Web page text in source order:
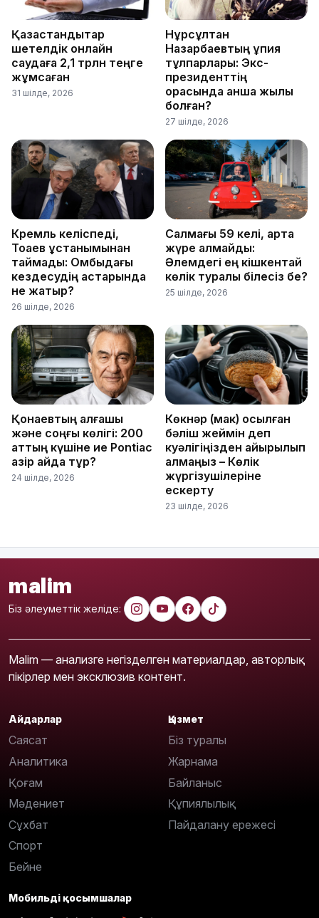
Қазақстандықтар
шетелдік онлайн
саудаға 2,1 трлн теңге
жұмсаған
31 шілде, 2026
Нұрсұлтан
Назарбаевтың құпия
тұлпарлары: Экс-
президенттің
қорасында қанша жылқы
болған?
27 шілде, 2026
Кремль келіспеді,
Тоқаев ұстанымынан
таймады: Омбыдағы
кездесудің астарында
не жатыр?
26 шілде, 2026
Салмағы 59 келі, артқа
жүре алмайды:
Әлемдегі ең кішкентай
көлік туралы білесіз бе?
25 шілде, 2026
Қонаевтың алғашқы
және соңғы көлігі: 200
аттың күшіне ие Pontiac
қазір қайда тұр?
24 шілде, 2026
Көкнәр (мак) қосылған
бәліш жеймін деп
куәлігіңізден айырылып
қалмаңыз – Көлік
жүргізушілеріне
ескерту
23 шілде, 2026
malim
Біз әлеуметтік желіде:
Malim — анализге негізделген материалдар, авторлық
пікірлер мен эксклюзив контент.
Айдарлар
Саясат
Аналитика
Қоғам
Мәдениет
Сұхбат
Спорт
Бейне
Қызмет
Біз туралы
Жарнама
Байланыс
Құпиялылық
Пайдалану ережесі
Мобильді қосымшалар